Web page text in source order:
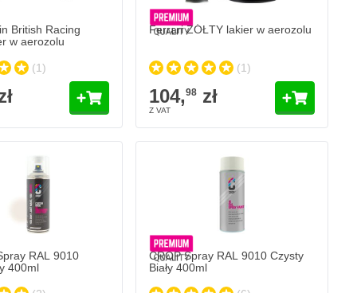
British Racing
w aerozolu
(1)
Ferrari ŻÓŁTY lakier w aerozolu
(1)
104,98 zł
w ciągu 1-2 dni
RAL 9010
400ml
W magazynie
Stopień połysku
CROP Spray RAL 9010 Czysty
Biały 400ml